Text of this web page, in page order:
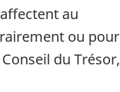
au
ou pour
du Trésor,